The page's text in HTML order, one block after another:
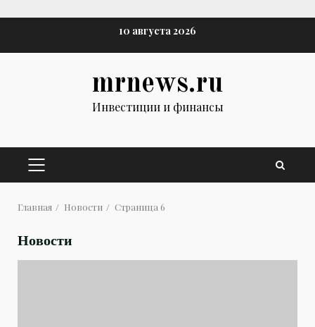
10 августа 2026
mrnews.ru
Инвестиции и финансы
ОСНОВНОЕ
Главная Новости Страница 6
Новости